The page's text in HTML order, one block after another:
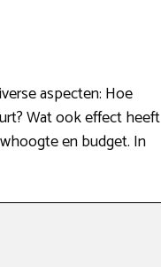
aspecten: Hoe
Wat ook effect heeft
en budget. In